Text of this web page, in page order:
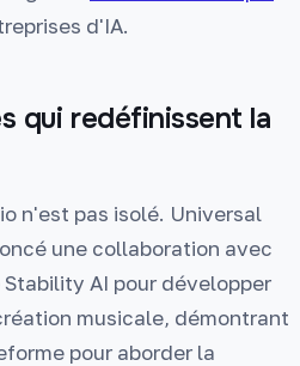
d'IA.
qui redéfinissent la
n'est pas isolé. Universal
une collaboration avec
AI pour développer
musicale, démontrant
pour aborder la